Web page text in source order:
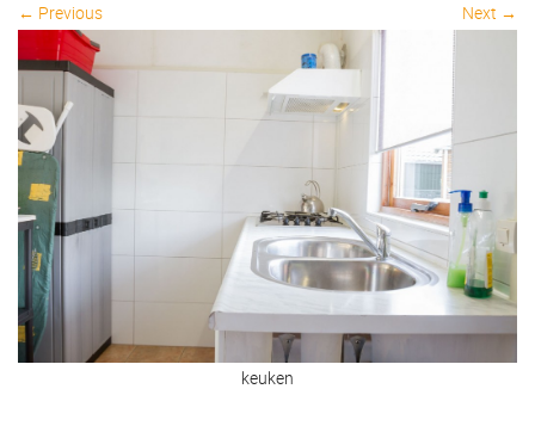
Image navigation
← Previous Next →
keuken